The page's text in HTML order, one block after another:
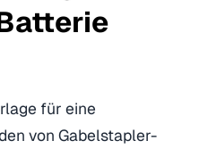
für eine
von Gabelstapler-